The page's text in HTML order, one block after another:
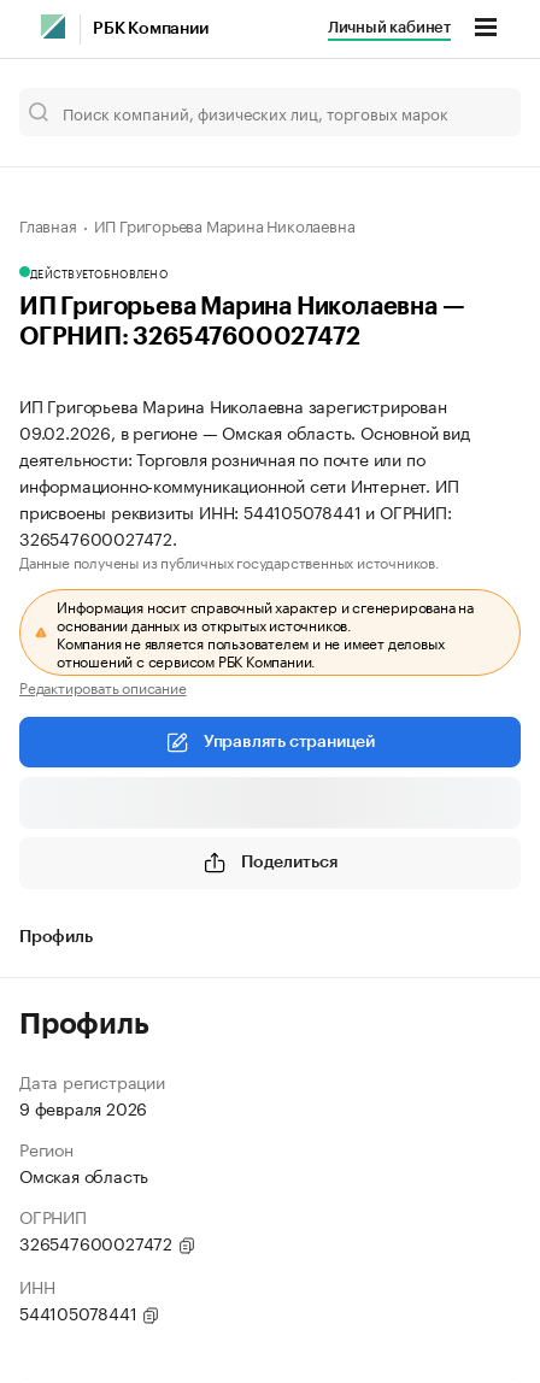
РБК Компании Личный кабинет
Главная ИП Григорьева Марина Николаевна
ДЕЙСТВУЕТОБНОВЛЕНО
ИП Григорьева Марина Николаевна —
ОГРНИП: 326547600027472
ИП Григорьева Марина Николаевна зарегистрирован
09.02.2026, в регионе — Омская область. Основной вид
деятельности: Торговля розничная по почте или по
информационно-коммуникационной сети Интернет. ИП
присвоены реквизиты ИНН: 544105078441 и ОГРНИП:
326547600027472.
Данные получены из публичных государственных источников.
Информация носит справочный характер и сгенерирована на
основании данных из открытых источников.
Компания не является пользователем и не имеет деловых
отношений с сервисом РБК Компании.
Редактировать описание
Управлять страницей
Поделиться
Профиль
Профиль
Дата регистрации
9 февраля 2026
Регион
Омская область
ОГРНИП
326547600027472
ИНН
544105078441